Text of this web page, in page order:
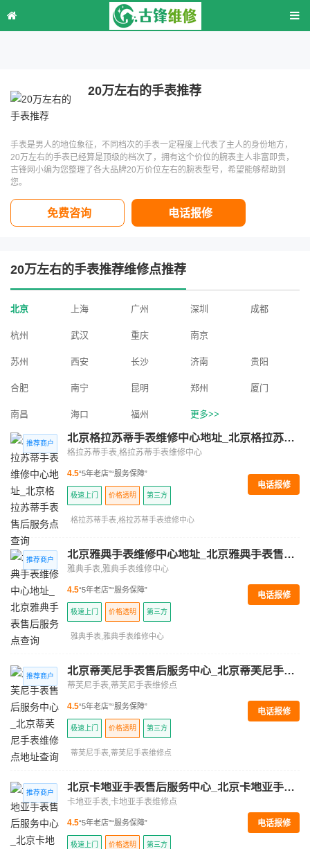
20万左右的手表推荐
手表是男人的地位象征，不同档次的手表一定程度上代表了主人的身份地方，
20万左右的手表已经算是顶级的档次了，拥有这个价位的腕表主人非富即贵，
古锋网小编为您整理了各大品牌20万价位左右的腕表型号，希望能够帮助到
您。
免费咨询 电话报修
20万左右的手表推荐维修点推荐
北京 上海 广州 深圳 成都
杭州 武汉 重庆 南京
苏州 西安 长沙 济南 贵阳
合肥 南宁 昆明 郑州 厦门
南昌 海口 福州 更多>>
北京格拉苏蒂手表维修中心地址_北京格拉苏蒂手表售后服务点查询
格拉苏蒂手表,格拉苏蒂手表维修中心
4.5“5年老店”“服务保障”
极速上门 价格透明 第三方
格拉苏蒂手表,格拉苏蒂手表维修中心
电话报修
北京雅典手表维修中心地址_北京雅典手表售后服务点查询
雅典手表,雅典手表维修中心
4.5“5年老店”“服务保障”
极速上门 价格透明 第三方
雅典手表,雅典手表维修中心
电话报修
北京蒂芙尼手表售后服务中心_北京蒂芙尼手表维修点地址查询
蒂芙尼手表,蒂芙尼手表维修点
4.5“5年老店”“服务保障”
极速上门 价格透明 第三方
蒂芙尼手表,蒂芙尼手表维修点
电话报修
北京卡地亚手表售后服务中心_北京卡地亚手表维修点地址查询
卡地亚手表,卡地亚手表维修点
4.5“5年老店”“服务保障”
极速上门 价格透明 第三方
电话报修